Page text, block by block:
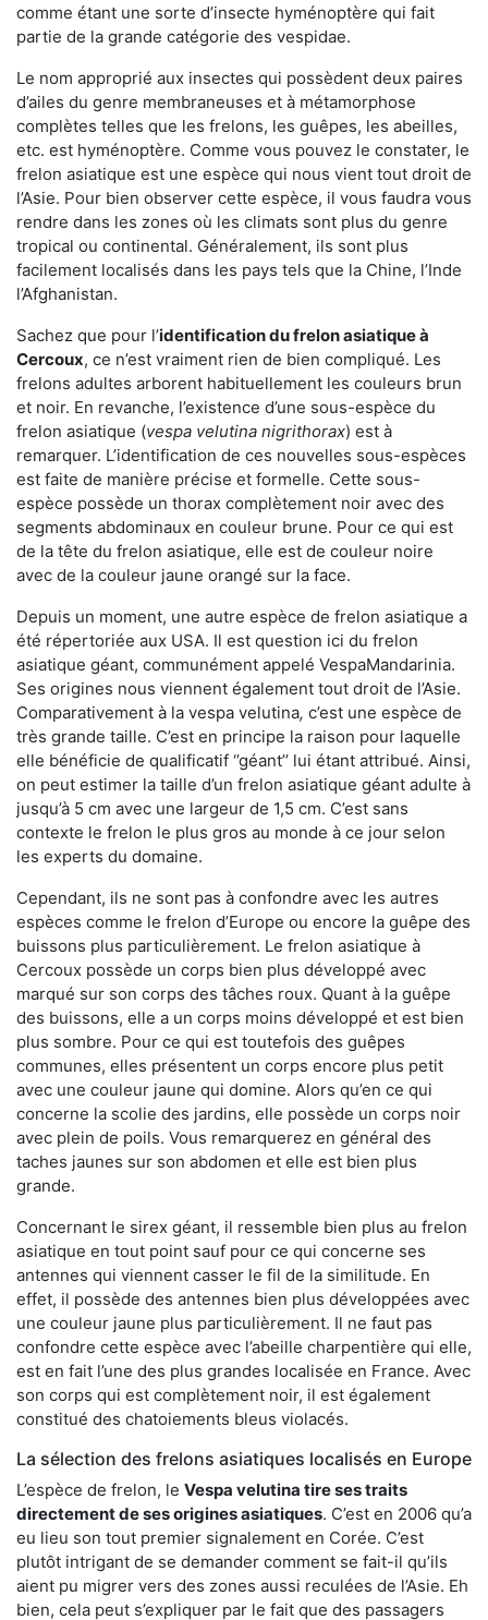
comme étant une sorte d’insecte hyménoptère qui fait
partie de la grande catégorie des vespidae.
Le nom approprié aux insectes qui possèdent deux paires
d’ailes du genre membraneuses et à métamorphose
complètes telles que les frelons, les guêpes, les abeilles,
etc. est hyménoptère. Comme vous pouvez le constater, le
frelon asiatique est une espèce qui nous vient tout droit de
l’Asie. Pour bien observer cette espèce, il vous faudra vous
rendre dans les zones où les climats sont plus du genre
tropical ou continental. Généralement, ils sont plus
facilement localisés dans les pays tels que la Chine, l’Inde
l’Afghanistan.
Sachez que pour l’identification du frelon asiatiqueà
Cercoux, ce n’est vraiment rien de bien compliqué. Les
frelons adultes arborent habituellement les couleurs brun
et noir. En revanche, l’existence d’une sous-espèce du
frelon asiatique (vespa velutina nigrithorax) est à
remarquer. L’identification de ces nouvelles sous-espèces
est faite de manière précise et formelle. Cette sous-
espèce possède un thorax complètement noir avec des
segments abdominaux en couleur brune. Pour ce qui est
de la tête du frelon asiatique, elle est de couleur noire
avec de la couleur jaune orangé sur la face.
Depuis un moment, une autre espèce de frelon asiatique a
été répertoriée aux USA. Il est question ici du frelon
asiatique géant, communément appelé VespaMandarinia.
Ses origines nous viennent également tout droit de l’Asie.
Comparativement à la vespa velutina, c’est une espèce de
très grande taille. C’est en principe la raison pour laquelle
elle bénéficie de qualificatif ‘’géant’’ lui étant attribué. Ainsi,
on peut estimer la taille d’un frelon asiatique géant adulte à
jusqu’à 5 cm avec une largeur de 1,5 cm. C’est sans
contexte le frelon le plus gros au monde à ce jour selon
les experts du domaine.
Cependant, ils ne sont pas à confondre avec les autres
espèces comme le frelon d’Europe ou encore la guêpe des
buissons plus particulièrement. Le frelon asiatique à
Cercoux possède un corps bien plus développé avec
marqué sur son corps des tâches roux. Quant à la guêpe
des buissons, elle a un corps moins développé et est bien
plus sombre. Pour ce qui est toutefois des guêpes
communes, elles présentent un corps encore plus petit
avec une couleur jaune qui domine. Alors qu’en ce qui
concerne la scolie des jardins, elle possède un corps noir
avec plein de poils. Vous remarquerez en général des
taches jaunes sur son abdomen et elle est bien plus
grande.
Concernant le sirex géant, il ressemble bien plus au frelon
asiatique en tout point sauf pour ce qui concerne ses
antennes qui viennent casser le fil de la similitude. En
effet, il possède des antennes bien plus développées avec
une couleur jaune plus particulièrement. Il ne faut pas
confondre cette espèce avec l’abeille charpentière qui elle,
est en fait l’une des plus grandes localisée en France. Avec
son corps qui est complètement noir, il est également
constitué des chatoiements bleus violacés.
La sélection des frelons asiatiques localisés en Europe
L’espèce de frelon, le Vespa velutina tire ses traits
directement de ses origines asiatiques. C’est en 2006 qu’a
eu lieu son tout premier signalement en Corée. C’est
plutôt intrigant de se demander comment se fait-il qu’ils
aient pu migrer vers des zones aussi reculées de l’Asie. Eh
bien, cela peut s’expliquer par le fait que des passagers